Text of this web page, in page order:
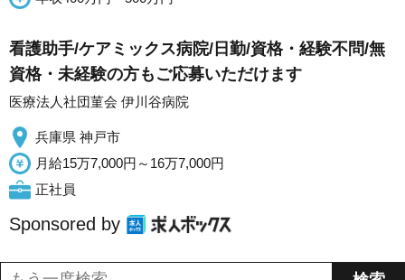
看護助手/ケアミックス病院/日勤/資格・経験不問/無
資格・未経験の方もご応募いただけます
医療法人社団菫会 伊川谷病院
兵庫県 神戸市
月給15万7,000円～16万7,000円
正社員
Sponsored by